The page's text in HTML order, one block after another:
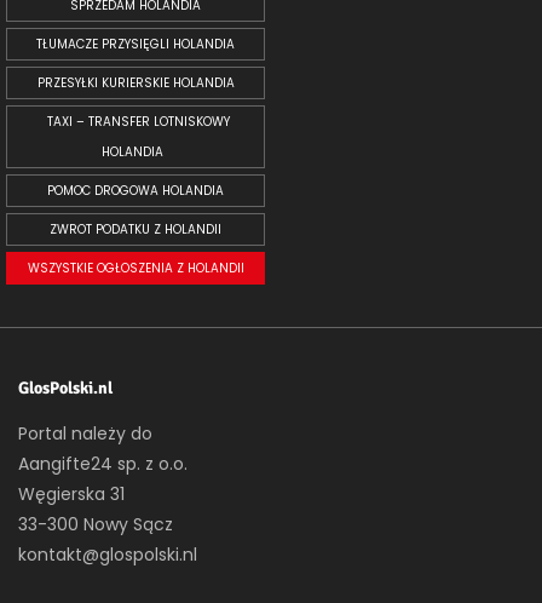
SPRZEDAM HOLANDIA
TŁUMACZE PRZYSIĘGLI HOLANDIA
PRZESYŁKI KURIERSKIE HOLANDIA
TAXI – TRANSFER LOTNISKOWY
HOLANDIA
POMOC DROGOWA HOLANDIA
ZWROT PODATKU Z HOLANDII
WSZYSTKIE OGŁOSZENIA Z HOLANDII
GlosPolski.nl
Portal należy do
Aangifte24 sp. z o.o.
Węgierska 31
33-300 Nowy Sącz
kontakt@glospolski.nl